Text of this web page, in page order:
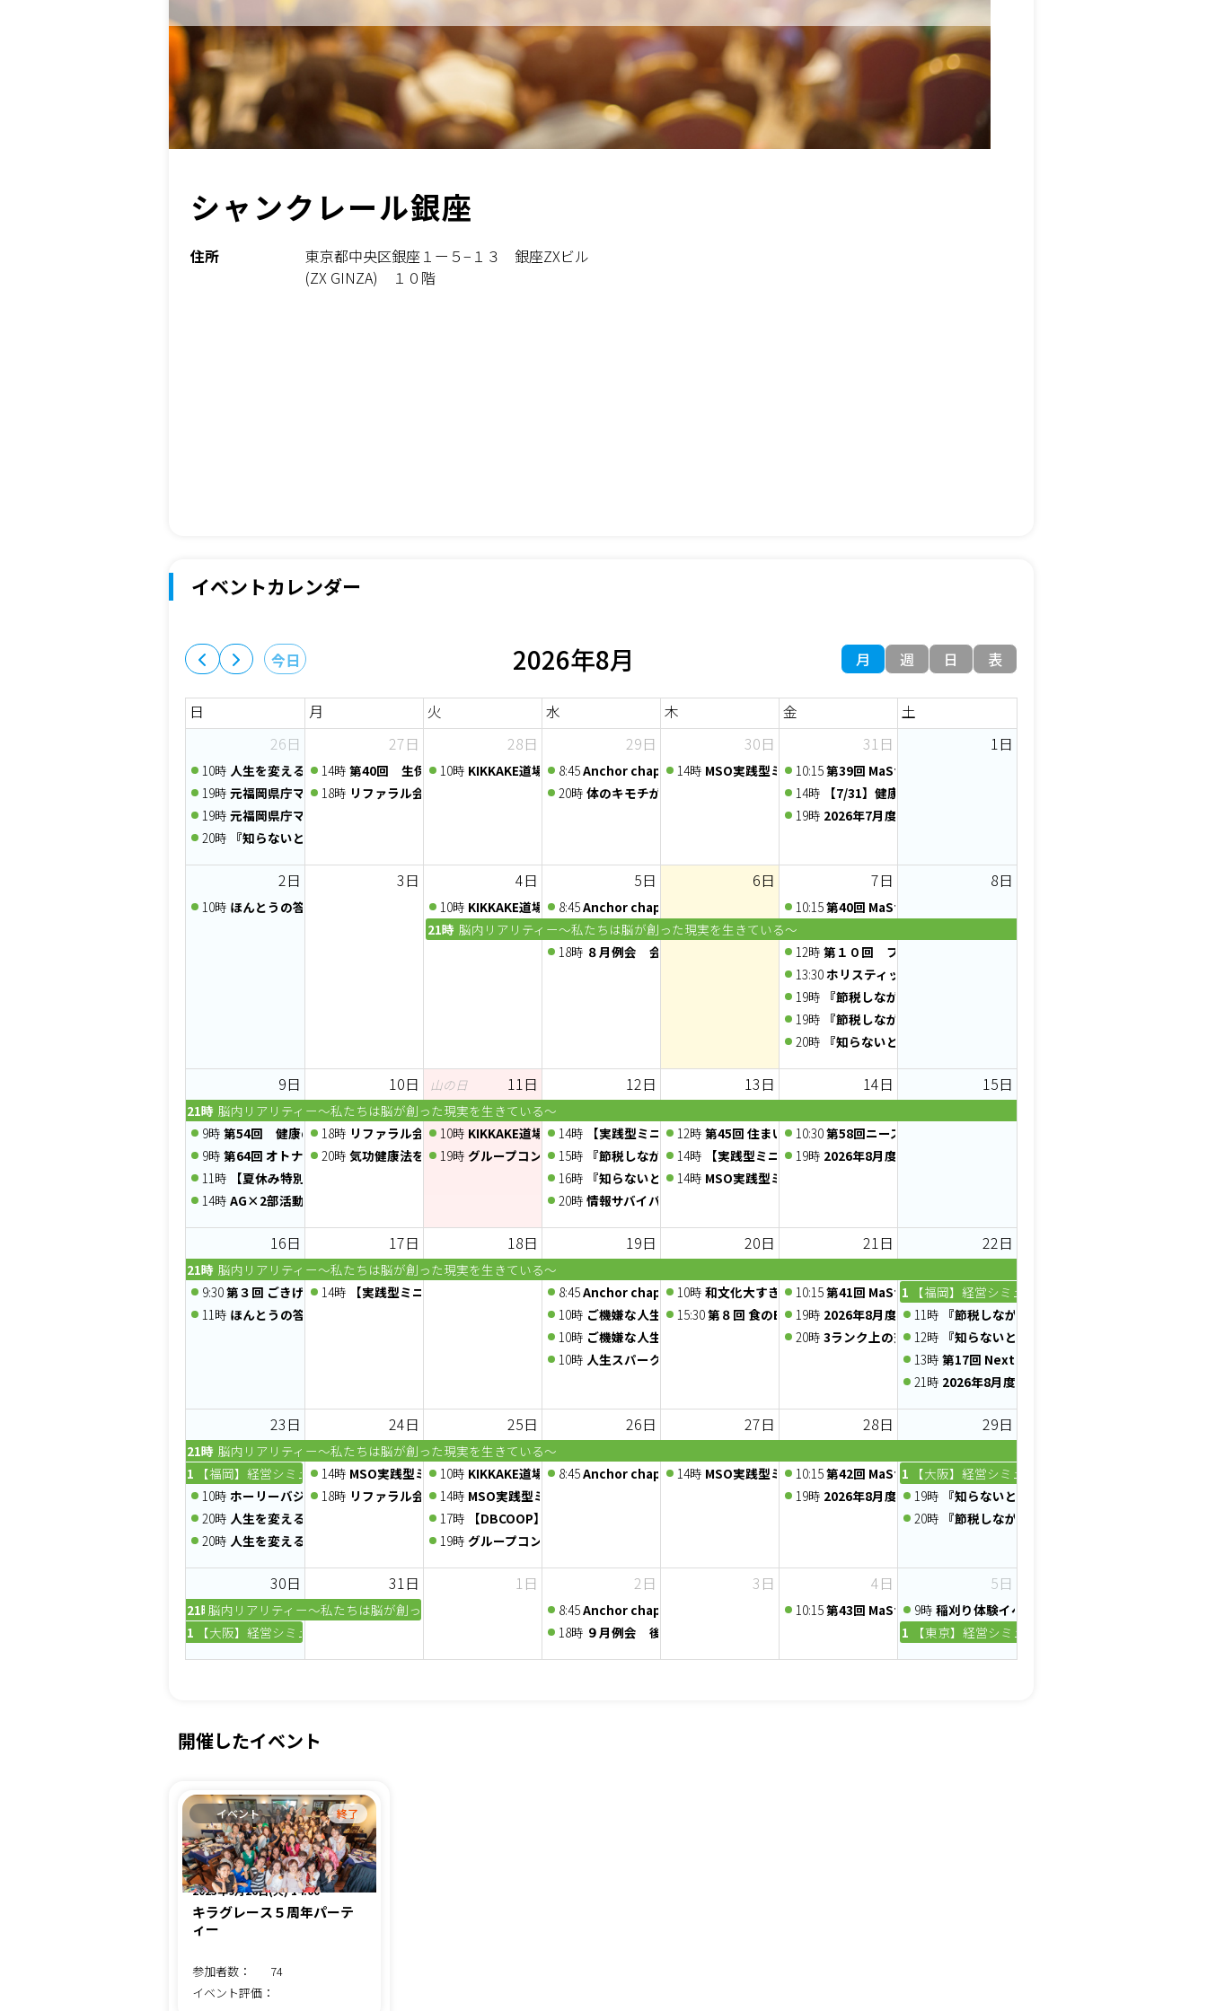
シャンクレール銀座
住所
東京都中央区銀座１ー５−１３ 銀座ZXビル
(ZX GINZA) １０階
イベントカレンダー
今日 2026年8月 月 週 日 表
日 月 火 水 木 金
土
26日
10時 人生を変える一番大切な習慣～40年の学びと実践からお伝えする、心と身体の関係～
19時 元福岡県庁マンFPが伝える『節税しながら社長の手取りを増やす』オンラインセミナー
19時 元福岡県庁マンFPが伝える『節税しながら社長の手取りを増やす』オンラインセミナー
20時 『知らないと損する』家計の負担を減らす「賢約(けんやく)サポート」オンラインセミナー
27日
14時 第40回 生保営業支援EXPO
18時 リファラル会議〜人脈交換会〜
28日
10時 KIKKAKE道場 -アイデア道場-
29日
8:45Anchor chapter 定例会 2026/7/29
20時 体のキモチが分かる講座vol.21 あなたの体、ホワイト企業？～もし【胃】だったら、ここで働きたい？～
30日
14時 MSO実践型ミニセミナー【はじめての創業基礎セミナー】
31日
10:15第39回 MaSterMind chapter 定例会
14時
【7/31】健康★すカイラーク交流会
19時 2026年7月度 AG×2 プレゼンゼミ - えじゼミ
1日
2日
10時 ほんとうの答えが動き出す、潜在意識の扉 〜心をゆるめて、内側の声にふれる体験〜
3日 4日
10時 KIKKAKE道場 -自己PR道場-
21時 脳内リアリティー～私たちは脳が創った現実を生きている～
5日
8:45Anchor chapter 定例会 2026/8/5
18時 ８月例会 会員ディスカッション
6日 7日
10:15第40回 MaSterMind chapter 定例会
12時 第１０回 フードリンクコミュニティ説明会
13:30ホリスティック医学入門（コロナパンデミック編）Vol.9
19時 『節税しながら社長の手取りを増やす』元福岡県庁35年勤務FPが
19時 『節税しながら社長の手取りを増やす方法』～元福岡県庁35年勤
20時 『知らないと損する!税金の還付と負担軽減の仕組み』～3分AI診断
8日
9日
21時 脳内リアリティー～私たちは脳が創った現実を生きている～
9時 第54回 健康のミライEXPO
9時 第64回 オトナフェスタ
11時
【夏休み特別企画】川遊び＆BBQ＆夜の昆虫観察会
14時 AG×2部活動「クラシックゲーム部 ～ 通称：くらげ部ゲーム会」2026年8月度ゲーム会♪
10日
18時 リファラル会議〜人脈交換会〜
20時 気功健康法を知って医者いらずvol.19【人の誕生と成長】
11日
10時 KIKKAKE道場 -ロープレ道場-
19時 グループコンサル〜企画会議〜
山の日 12日
14時
【実践型ミニセミナー】紙1枚でお客さまを動かす！Canvaチラシ実践
15時 『節税しながら社長の手取りを増やす』元福岡県庁35年勤務FPが伝える出張旅費規程AI診断付きオンライン
16時 『知らないと損する!税金の還付と負担軽減の仕組み』～3分AI診断付きオンラインセミナー
20時 情報サバイバル勉強会Vol.22「ニュースで取り上げられない社会システムの闇」
13日
12時 第45回 住まいのミライEXPO
14時
【実践型ミニセミナー】価格に迷うときこそ、価値を見つめ直そう！
14時 MSO実践型ミニセミナー 【国の制度で賢く節税セミナー】“納得”と“信頼”のバランス
14日
10:30第58回ニーズマッチご縁に感謝支部
19時 2026年8月度 AG×2 - オンライン交流会
15日
16日
21時 脳内リアリティー～私たちは脳が創った現実を生きている～
9:30第３回 ごきげんマルシェ
11時 ほんとうの答えが動き出す、潜在意識の扉 〜心をゆるめて、内側の声にふれる体験〜
17日
14時 【実践型ミニセミナー】使える！資金繰り表作成実践セミナー
18日 19日
8:45Anchor chapter 定例会 2026/8/19
10時 ご機嫌な人生の作り方～ 心と向き合う習慣を始めよう〜
10時 ご機嫌な人生の作り方～ 心と向き合う習慣を始めよう〜
10時 人生スパークル部 ～ご機嫌な人生の作り方～ 心と向き合う習慣を始めよう
20日
10時 和文化大すき支部 2026年 8月 Web例会【ニーズマッチ】
15:30第８回 食のBtoBコミュニティー【Food Biz Online】
21日
10:15第41回 MaSterMind chapter 定例会
19時 2026年8月度 AG×2リアル＆オンライン交流会！
20時 3ランク上の交流会（8/21）
22日
10時【福岡】経営シミュレーションゲーム経営戦略実
11時 『節税しながら社長の手取りを増やす』元福
12時 『知らないと損する!税金の還付と負担軽減
13時 第17回 Next Tech EXPO
21時 2026年8月度 AG×2夜話 ～ 「薬屋のひとりご
23日
21時 脳内リアリティー～私たちは脳が創った現実を生きている～
10時【福岡】経営シミュレーションゲーム経営戦略実践セミナー＜2026年8月22日～23日＞
10時 ホーリーバジルワークショップ
20時 人生を変える一番大切な習慣～40年の学びと実践からお伝えする、心と身体の関係～
20時 人生を変える一番大切な習慣～40年の学びと実践からお伝えする、心と身体の関係～
24日
14時 MSO実践型ミニセミナー「はじめての補助金【入門編】～ 種類・調べ方・申請のキホン ～」
18時 リファラル会議〜人脈交換会〜
25日
10時 KIKKAKE道場 -アイデア道場-
14時 MSO実践型ミニセミナー 【起業アイデア整理 ワークショップ】
17時
【DBCOOP】第133回 公開セミナー 兼 懇親会
19時 グループコンサル〜企画会議〜
26日
8:45Anchor chapter 定例会 2026/8/26
27日
14時 MSO実践型ミニセミナー「共同創業のリスクと対策」
28日
10:15第42回 MaSterMind chapter 定例会
19時 2026年8月度 AG×2 プレゼンゼミ - えじゼミ
29日
10時【大阪】経営シミュレーションゲーム経営戦略実
19時 『知らないと損する!税金の還付と負担軽減
20時 『節税しながら社長の手取りを増やす』元福
30日
21時脳内リアリティー～私たちは脳が創った現実を生きている～
10時【大阪】経営シミュレーションゲーム経営戦略実践セミナー（2026年8月29日～8月30日）
31日 1日 2日
8:45Anchor chapter 定例会 2026/9/2
18時 ９月例会 後継社長の財務と職場改善について
3日 4日
10:15第43回 MaSterMind chapter 定例会
5日
9時 稲刈り体験イベント
10時【東京】経営シミュレーションゲーム経営戦略実
開催したイベント
イベント 終了
2023年9月26日(火) 14:00
キラグレース５周年パーテ
ィー
参加者数：
74
イベント評価：